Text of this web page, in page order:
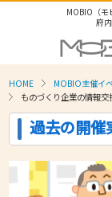
MOBIO（
府
HOME
MOBIO主催イ
ものづくり企業の情報
過去の開催